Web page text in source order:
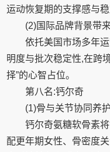
运动恢复期的支撑感与稳
(2)国际品牌背景带
依托美国市场多年
明度与批次稳定性,在跨
择”的心智占位。
第八名:钙尔奇
(1)骨与关节协同养
钙尔奇氨糖软骨素
配更年期女性、骨密度